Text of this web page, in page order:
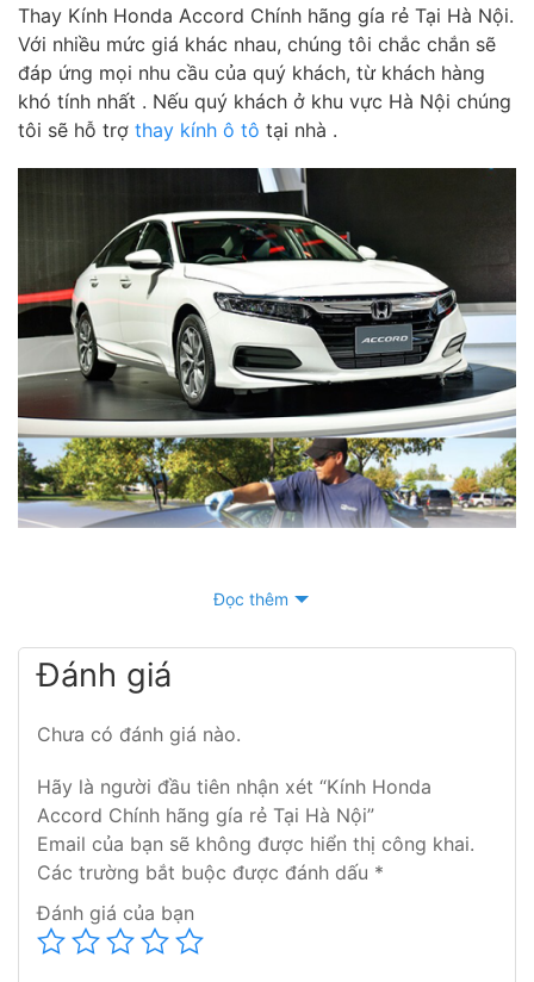
Thay Kính Honda Accord Chính hãng gía rẻ Tại Hà Nội.
Với nhiều mức giá khác nhau, chúng tôi chắc chắn sẽ
đáp ứng mọi nhu cầu của quý khách, từ khách hàng
khó tính nhất . Nếu quý khách ở khu vực Hà Nội chúng
tôi sẽ hỗ trợ thay kính ô tô tại nhà .
vỡ, bạn đang muốn thay thế nó đi nhưng không biết
chỉ thay kính ô tô uy tín tại Hà Nội. Donoithatoto.net
chuyênthay kính lái ô tô, kính chắn gió, kính cánh cửa,
kính hậu , kính góc tam giá ô tô.
Đọc thêm
Đánh giá
Chưa có đánh giá nào.
Hãy là người đầu tiên nhận xét “Kính Honda
Accord Chính hãng gía rẻ Tại Hà Nội”
Email của bạn sẽ không được hiển thị công khai.
Các trường bắt buộc được đánh dấu *
Đánh giá của bạn